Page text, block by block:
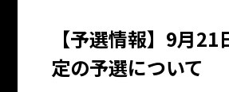
【予選情報】9月21
定の予選について